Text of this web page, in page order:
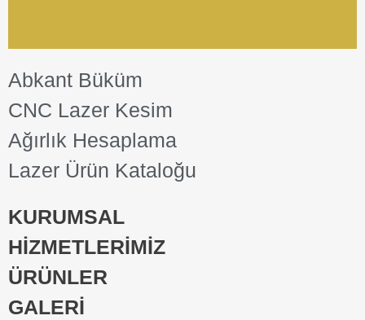
Abkant Büküm
CNC Lazer Kesim
Ağırlık Hesaplama
Lazer Ürün Kataloğu
KURUMSAL
HİZMETLERİMİZ
ÜRÜNLER
GALERİ